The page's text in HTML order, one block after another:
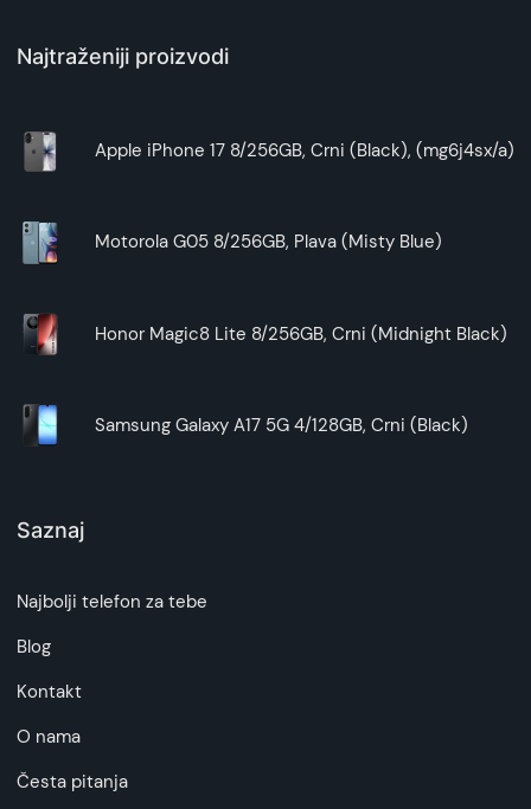
Najtraženiji proizvodi
Apple iPhone 17 8/256GB, Crni (Black), (mg6j4sx/a)
Motorola G05 8/256GB, Plava (Misty Blue)
Honor Magic8 Lite 8/256GB, Crni (Midnight Black)
Samsung Galaxy A17 5G 4/128GB, Crni (Black)
Saznaj
Najbolji telefon za tebe
Blog
Kontakt
O nama
Česta pitanja